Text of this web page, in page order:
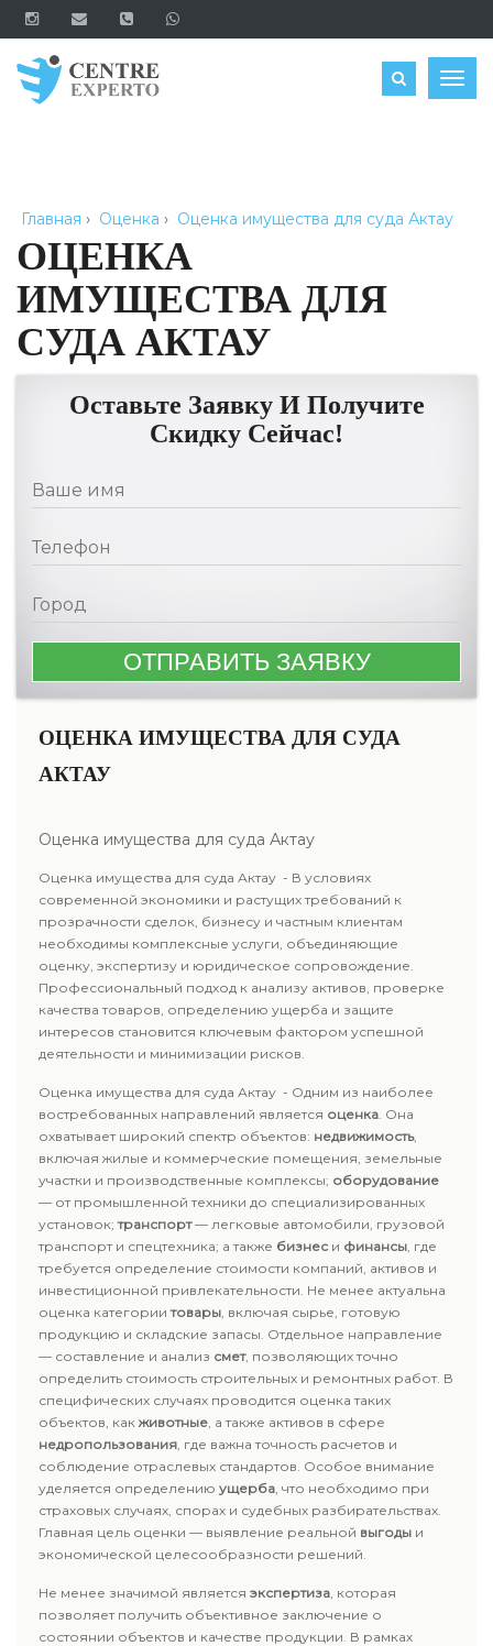
ЗАКАЗАТЬ
Главная › Оценка › Оценка имущества для суда Актау
ОЦЕНКА
ИМУЩЕСТВА ДЛЯ
СУДА АКТАУ
Оставьте Заявку И Получите
Скидку Сейчас!
ОЦЕНКА ИМУЩЕСТВА ДЛЯ СУДА
АКТАУ
Оценка имущества для суда Актау
Оценка имущества для суда Актау - В условиях
современной экономики и растущих требований к
прозрачности сделок, бизнесу и частным клиентам
необходимы комплексные услуги, объединяющие
оценку, экспертизу и юридическое сопровождение.
Профессиональный подход к анализу активов, проверке
качества товаров, определению ущерба и защите
интересов становится ключевым фактором успешной
деятельности и минимизации рисков.
Оценка имущества для суда Актау - Одним из наиболее
востребованных направлений является оценка. Она
охватывает широкий спектр объектов: недвижимость,
включая жилые и коммерческие помещения, земельные
участки и производственные комплексы; оборудование
— от промышленной техники до специализированных
установок;транспорт— легковые автомобили, грузовой
транспорт и спецтехника; а также бизнес и финансы, где
требуется определение стоимости компаний, активов и
инвестиционной привлекательности. Не менее актуальна
оценка категориитовары, включая сырье, готовую
продукцию и складские запасы. Отдельное направление
— составление и анализ смет, позволяющих точно
определить стоимость строительных и ремонтных работ. В
специфических случаях проводится оценка таких
объектов, какживотные, а также активов в сфере
недропользования, где важна точность расчетов и
соблюдение отраслевых стандартов. Особое внимание
уделяется определению ущерба, что необходимо при
страховых случаях, спорах и судебных разбирательствах.
Главная цель оценки — выявление реальной выгоды и
экономической целесообразности решений.
Не менее значимой является экспертиза, которая
позволяет получить объективное заключение о
состоянии объектов и качестве продукции. В рамках